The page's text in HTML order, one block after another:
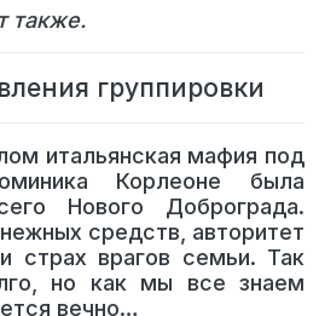
также.
группировки
итальянская мафия под
Корлеоне была
Нового Доброграда.
средств, авторитет
страх врагов семьи. Так
но как мы все знаем
вечно…